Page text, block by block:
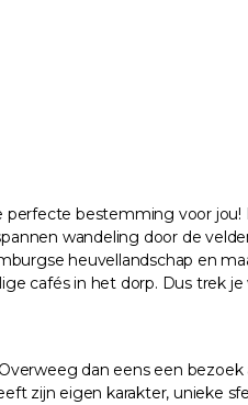
bestemming voor
wandeling door de
heuvellandschap en
cafés in het dorp. Dus trek
dan eens een bezoek
zijn eigen karakter, unieke